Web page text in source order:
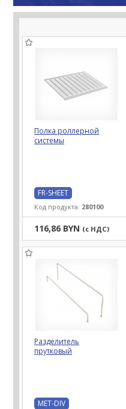
Полка роллерной
системы
FR-SHEET
Код продукта: 280100
116,86 BYN (с НДС)
Разделитель
прутковый
MET-DIV